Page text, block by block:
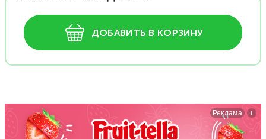
ДОБАВИТЬ В КОРЗИНУ